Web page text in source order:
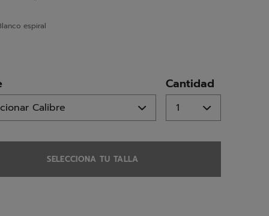
espiral
Cantidad
SELECCIONA TU TALLA